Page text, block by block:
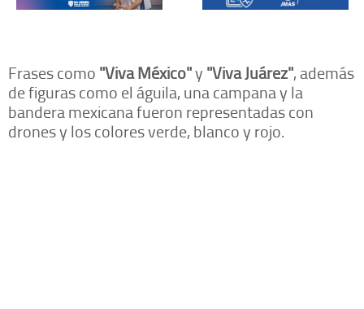
Frases como "Viva México"y "Viva Juárez", además
de figuras como el águila, una campana y la
bandera mexicana fueron representadas con
drones y los colores verde, blanco y rojo.